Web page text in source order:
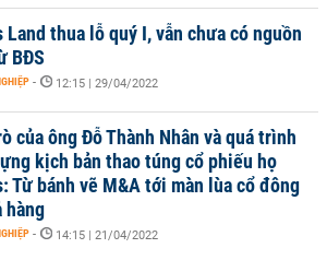
Land thua lỗ quý I, vẫn chưa có nguồn
BĐS
- 12:15 | 29/04/2022
của ông Đỗ Thành Nhân và quá trình
kịch bản thao túng cổ phiếu họ
Từ bánh vẽ M&A tới màn lùa cổ đông
hàng
- 14:15 | 21/04/2022